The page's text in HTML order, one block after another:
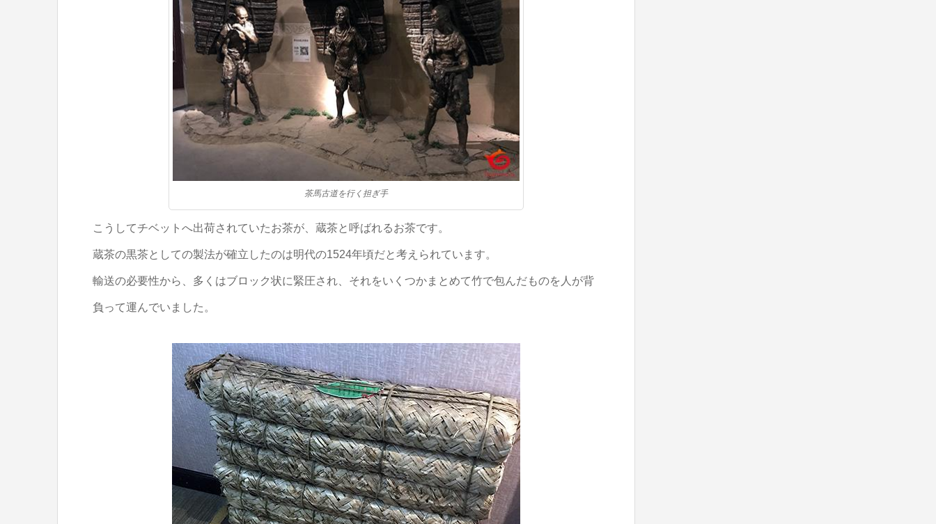
茶馬古道を行く担ぎ手
こうしてチベットへ出荷されていたお茶が、蔵茶と呼ばれるお茶です。
蔵茶の黒茶としての製法が確立したのは明代の1524年頃だと考えられています。
輸送の必要性から、多くはブロック状に緊圧され、それをいくつかまとめて竹で包んだものを人が背
負って運んでいました。